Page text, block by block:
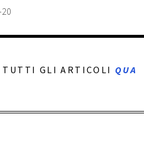
TUTTI GLI ARTICOLI QUA